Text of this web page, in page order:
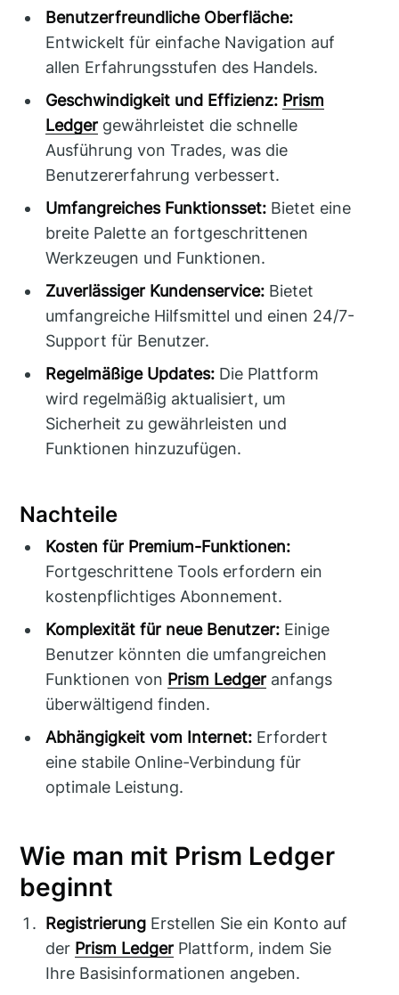
Benutzerfreundliche Oberfläche:
Entwickelt für einfache Navigation auf
allen Erfahrungsstufen des Handels.
Geschwindigkeit und Effizienz: Prism
Ledger gewährleistet die schnelle
Ausführung von Trades, was die
Benutzererfahrung verbessert.
Umfangreiches Funktionsset: Bietet eine
breite Palette an fortgeschrittenen
Werkzeugen und Funktionen.
Zuverlässiger Kundenservice: Bietet
umfangreiche Hilfsmittel und einen 24/7-
Support für Benutzer.
Regelmäßige Updates: Die Plattform
wird regelmäßig aktualisiert, um
Sicherheit zu gewährleisten und
Funktionen hinzuzufügen.
Nachteile
Kosten für Premium-Funktionen:
Fortgeschrittene Tools erfordern ein
kostenpflichtiges Abonnement.
Komplexität für neue Benutzer: Einige
Benutzer könnten die umfangreichen
Funktionen von Prism Ledger anfangs
überwältigend finden.
Abhängigkeit vom Internet: Erfordert
eine stabile Online-Verbindung für
optimale Leistung.
Wie man mit Prism Ledger
beginnt
Registrierung Erstellen Sie ein Konto auf
der Prism Ledger Plattform, indem Sie
Ihre Basisinformationen angeben.